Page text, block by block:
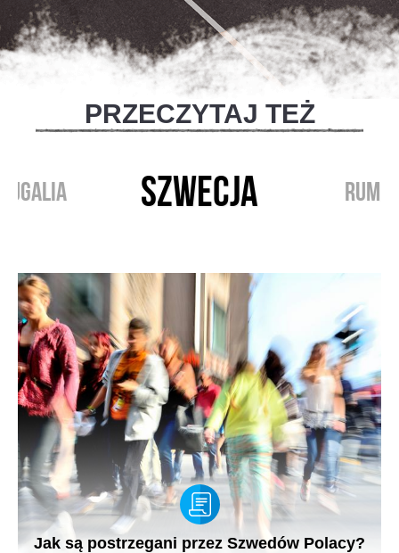
PRZECZYTAJ TEŻ
SZWECJA
Jak są postrzegani przez Szwedów Polacy?